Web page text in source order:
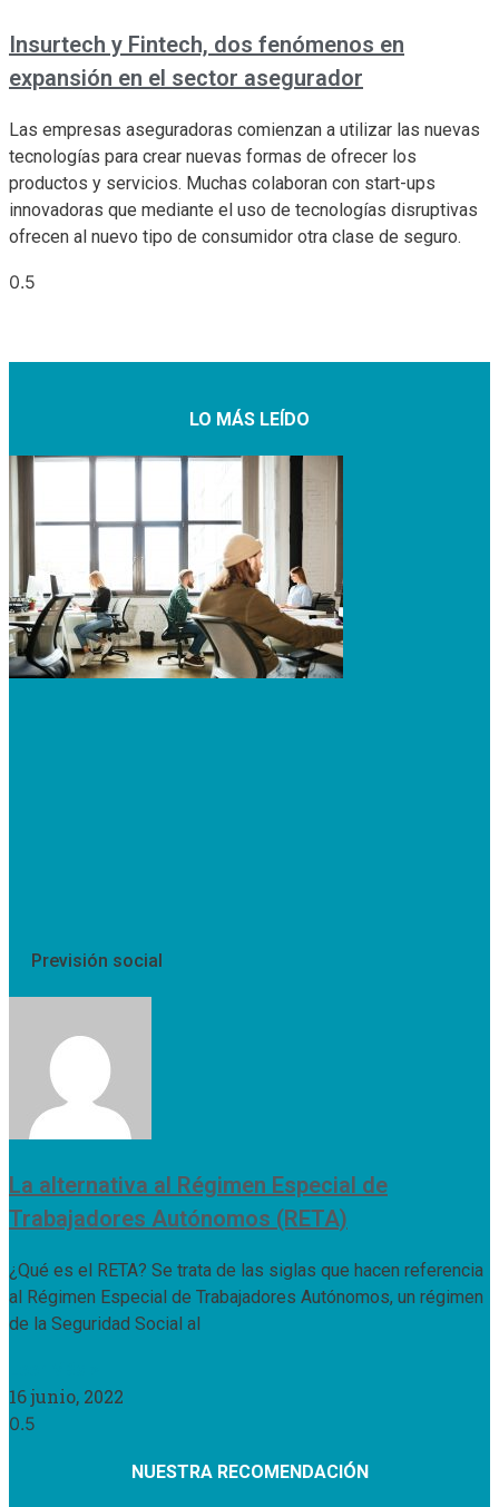
Insurtech y Fintech, dos fenómenos en
expansión en el sector asegurador
Las empresas aseguradoras comienzan a utilizar las nuevas
tecnologías para crear nuevas formas de ofrecer los
productos y servicios. Muchas colaboran con start-ups
innovadoras que mediante el uso de tecnologías disruptivas
ofrecen al nuevo tipo de consumidor otra clase de seguro.
LO MÁS LEÍDO
Previsión social
La alternativa al Régimen Especial de
Trabajadores Autónomos (RETA)
¿Qué es el RETA? Se trata de las siglas que hacen referencia
al Régimen Especial de Trabajadores Autónomos, un régimen
de la Seguridad Social al
16 junio, 2022
NUESTRA RECOMENDACIÓN